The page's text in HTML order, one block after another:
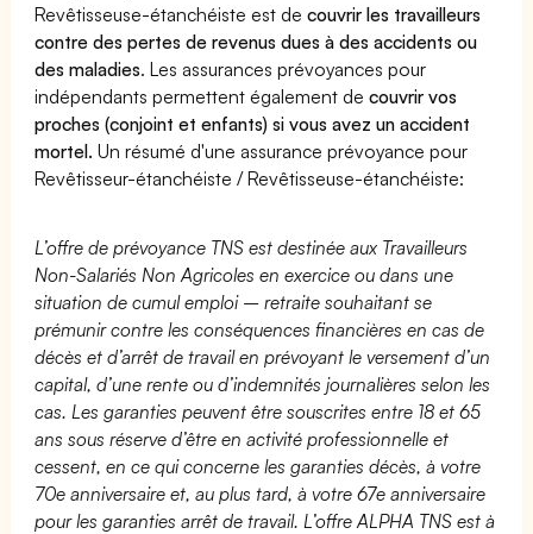
Revêtisseuse-étanchéiste est decouvrir les travailleurs
contre des pertes de revenus dues à des accidents ou
des maladies. Les assurances prévoyances pour
indépendants permettent également decouvrir vos
proches (conjoint et enfants) si vous avez un accident
mortel. Un résumé d'une assurance prévoyance pour
Revêtisseur-étanchéiste / Revêtisseuse-étanchéiste:
L’offre de prévoyance TNS est destinée aux Travailleurs
Non-Salariés Non Agricoles en exercice ou dans une
situation de cumul emploi – retraite souhaitant se
prémunir contre les conséquences financières en cas de
décès et d’arrêt de travail en prévoyant le versement d’un
capital, d’une rente ou d’indemnités journalières selon les
cas. Les garanties peuvent être souscrites entre 18 et 65
ans sous réserve d’être en activité professionnelle et
cessent, en ce qui concerne les garanties décès, à votre
70e anniversaire et, au plus tard, à votre 67e anniversaire
pour les garanties arrêt de travail. L’offre ALPHA TNS est à